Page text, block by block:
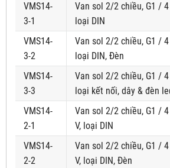
VMS14-
3-1
Van sol 2/2 chiều, G1 / 4
loại DIN
VMS14-
3-2
Van sol 2/2 chiều, G1 / 4
loại DIN, Đèn
VMS14-
3-3
Van sol 2/2 chiều, G1 / 4
loại kết nối, dây & đèn
VMS14-
2-1
Van sol 2/2 chiều, G1 /
V, loại DIN
VMS14-
2-2
Van sol 2/2 chiều, G1 /
V, loại DIN, Đèn